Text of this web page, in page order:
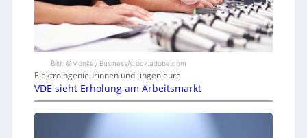
Bild: ©Monkey Business/stock.adobe.com
Elektroingenieurinnen und -ingenieure
VDE sieht Erholung am Arbeitsmarkt